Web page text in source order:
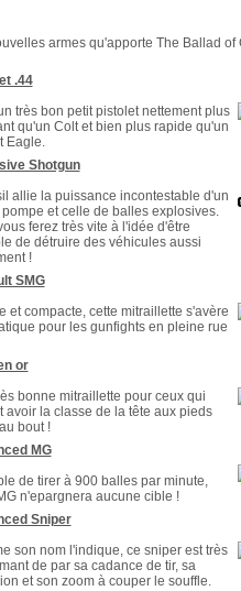
armes qu'apporte The Ballad of
.44
très bon petit pistolet nettement plus
qu'un Colt et bien plus rapide qu'un
Eagle.
Shotgun
allie la puissance incontestable d'un
et celle de balles explosives.
ferez très vite à l'idée d'être
de détruire des véhicules aussi
!
SMG
et compacte, cette mitraillette s'avère
pour les gunfights en pleine rue
or
bonne mitraillette pour ceux qui
avoir la classe de la tête aux pieds
bout !
MG
de tirer à 900 balles par minute,
n'epargnera aucune cible !
Sniper
son nom l'indique, ce sniper est très
de par sa cadance de tir, sa
et son zoom à couper le souffle.